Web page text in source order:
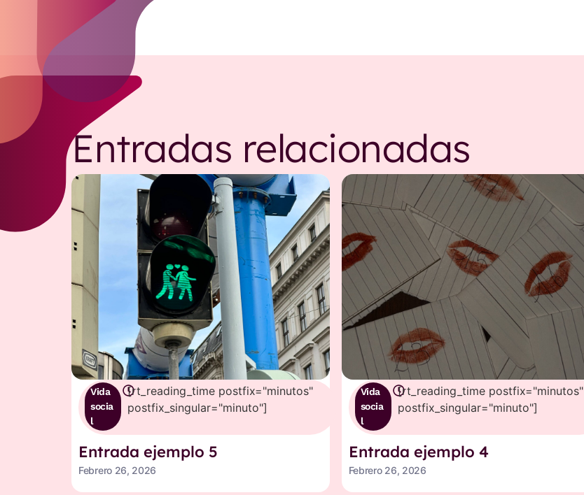
Entradas relacionadas
Vida
socia
l
[rt_reading_time postfix="minutos"
postfix_singular="minuto"]
Entrada ejemplo 5
Febrero 26, 2026
Vida
socia
l
[rt_reading_time postfix="minutos"
postfix_singular="minuto"]
Entrada ejemplo 4
Febrero 26, 2026